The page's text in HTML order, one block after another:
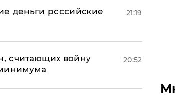
деньги российские
21:19
считающих войну
20:52